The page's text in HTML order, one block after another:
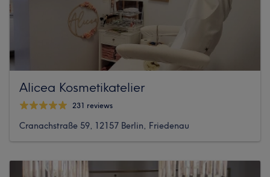
Alicea Kosmetikatelier
231 reviews
Cranachstraße 59, 12157 Berlin, Friedenau